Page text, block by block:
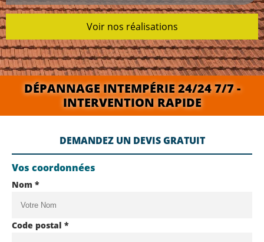
Voir nos réalisations
DÉPANNAGE INTEMPÉRIE 24/24 7/7 -
INTERVENTION RAPIDE
DEMANDEZ UN DEVIS GRATUIT
Vos coordonnées
Nom *
Code postal *